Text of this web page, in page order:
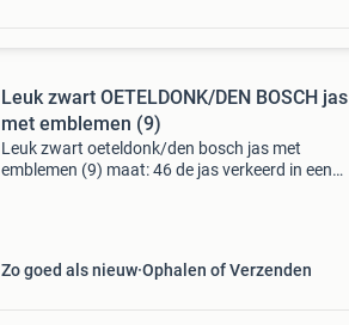
Leuk zwart OETELDONK/DEN BOSCH jas
met emblemen (9)
Leuk zwart oeteldonk/den bosch jas met
emblemen (9) maat: 46 de jas verkeerd in een
Zo goed als nieuw Ophalen of Verzenden